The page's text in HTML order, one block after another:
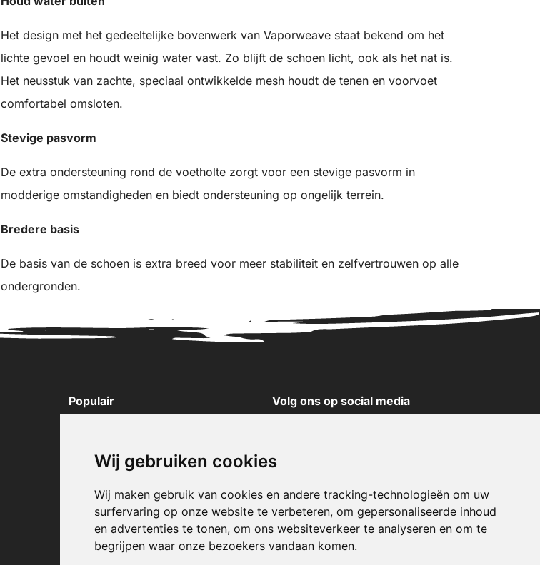
Wij gebruiken cookies
Wij maken gebruik van cookies en andere tracking-technologieën om uw
surfervaring op onze website te verbeteren, om gepersonaliseerde inhoud
en advertenties te tonen, om ons websiteverkeer te analyseren en om te
begrijpen waar onze bezoekers vandaan komen.
Het design met het gedeeltelijke bovenwerk van Vaporweave staat bekend om het
lichte gevoel en houdt weinig water vast. Zo blijft de schoen licht, ook als het nat is.
Het neusstuk van zachte, speciaal ontwikkelde mesh houdt de tenen en voorvoet
comfortabel omsloten.
Stevige pasvorm
De extra ondersteuning rond de voetholte zorgt voor een stevige pasvorm in
modderige omstandigheden en biedt ondersteuning op ongelijk terrein.
Bredere basis
De basis van de schoen is extra breed voor meer stabiliteit en zelfvertrouwen op alle
ondergronden.
Populair
New Balance sneakers
Puma sneakers
Converse sneakers
Volg ons op social media
X
Pinterest